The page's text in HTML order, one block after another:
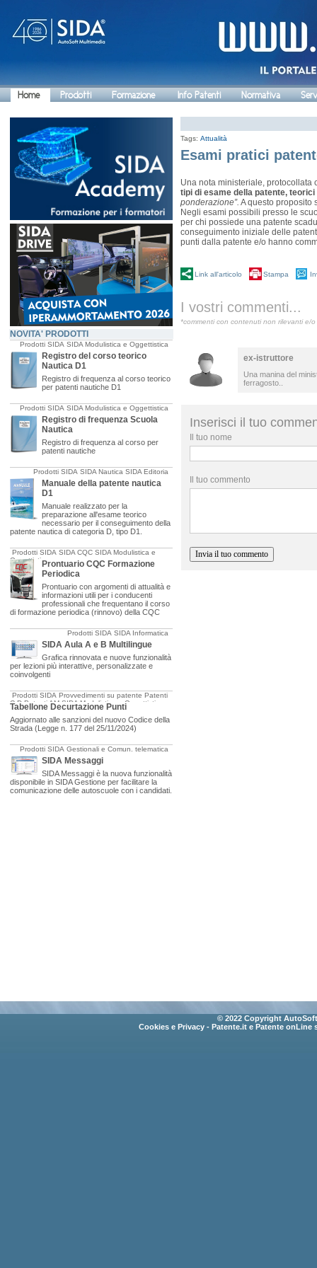
Home Prodotti Formazione Info Patenti Normativa
NOVITA' PRODOTTI
Prodotti SIDA SIDA Modulistica e Oggettistica
Registro del corso teorico
Nautica D1
Registro di frequenza al corso teorico
per patenti nautiche D1
Prodotti SIDA SIDA Modulistica e Oggettistica
Registro di frequenza Scuola
Nautica
Registro di frequenza al corso per
patenti nautiche
Prodotti SIDA SIDA Nautica SIDA Editoria
Manuale della patente nautica
D1
Manuale realizzato per la
preparazione all'esame teorico
necessario per il conseguimento della
patente nautica di categoria D, tipo D1.
Prodotti SIDA SIDA CQC SIDA Modulistica e
OggettisticaProntuario CQC Formazione
Periodica
Prontuario con argomenti di attualità e
informazioni utili per i conducenti
professionali che frequentano il corso
di formazione periodica (rinnovo) della CQC
Prodotti SIDA SIDA Informatica
SIDA Aula A e B Multilingue
Grafica rinnovata e nuove funzionalità
per lezioni più interattive, personalizzate e
coinvolgenti
Prodotti SIDA Provvedimenti su patente Patenti
C-D Patenti AM SIDA Modulistica e Oggettistica
Tabellone Decurtazione Punti
Aggiornato alle sanzioni del nuovo Codice della
Strada (Legge n. 177 del 25/11/2024)
Prodotti SIDA Gestionali e Comun. telematica
SIDA Messaggi
SIDA Messaggi è la nuova funzionalità
disponibile in SIDA Gestione per facilitare la
comunicazione delle autoscuole con i candidati.
Tags: Attualità
Esami pratici
Una nota ministeriale, protocollata
tipi di esame della patente,
ponderazione”. A questo proposito
Negli esami possibili presso le
per chi possiede una patente
conseguimento iniziale delle
punti dalla patente e/o hanno
Link all'articolo Stampa
I vostri commenti...
*commenti con contenuti non rilevanti e/
ex-istruttore
Una manina del
ferragosto..
Inserisci il tuo
Il tuo nome
Il tuo commento
© 2022 Copyright
Cookies e Privacy - Patente.it e Patente onLine